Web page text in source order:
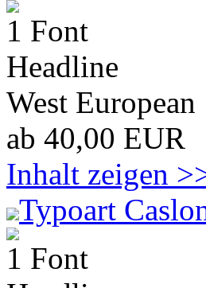
1 Font
Headline
West European
ab 40,00 EUR
Inhalt zeigen
Typoart
1 Font